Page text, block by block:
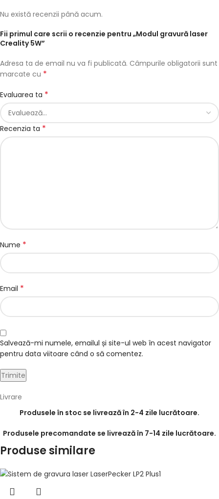
Nu există recenzii până acum.
Fii primul care scrii o recenzie pentru „Modul gravură laser
Creality 5W”
Adresa ta de email nu va fi publicată. Câmpurile obligatorii sunt
marcate cu *
Evaluarea ta *
Recenzia ta *
Nume *
Email *
Salvează-mi numele, emailul și site-ul web în acest navigator
pentru data viitoare când o să comentez.
Livrare
Produsele în stoc se livrează în 2-4 zile lucrătoare.
Produsele precomandate se livrează în 7-14 zile lucrătoare.
Produse similare